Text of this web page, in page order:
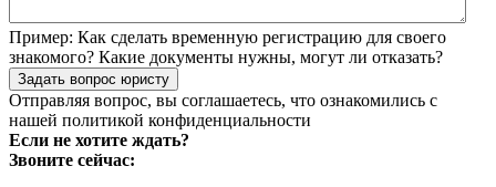
Пример: Как сделать временную регистрацию для своего
знакомого? Какие документы нужны, могут ли отказать?
Задать вопрос юристу
Отправляя вопрос, вы соглашаетесь, что ознакомились с
нашей политикой конфиденциальности
Если не хотите ждать?
Звоните сейчас: